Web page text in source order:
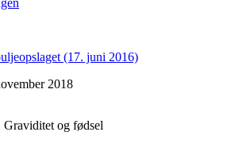
(17. juni 2016)
2018
og fødsel